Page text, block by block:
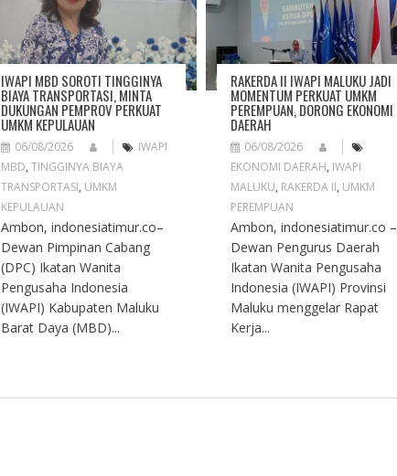
IWAPI MBD SOROTI TINGGINYA
BIAYA TRANSPORTASI, MINTA
DUKUNGAN PEMPROV PERKUAT
UMKM KEPULAUAN
06/08/2026
IWAPI
MBD,TINGGINYA BIAYA
TRANSPORTASI, UMKM
KEPULAUAN
Ambon, indonesiatimur.co–
Dewan Pimpinan Cabang
(DPC) Ikatan Wanita
Pengusaha Indonesia
(IWAPI) Kabupaten Maluku
Barat Daya (MBD)...
RAKERDA II IWAPI MALUKU JADI
MOMENTUM PERKUAT UMKM
PEREMPUAN, DORONG EKONOMI
DAERAH
06/08/2026
EKONOMI DAERAH, IWAPI
MALUKU, RAKERDA II, UMKM
PEREMPUAN
Ambon, indonesiatimur.co –
Dewan Pengurus Daerah
Ikatan Wanita Pengusaha
Indonesia (IWAPI) Provinsi
Maluku menggelar Rapat
Kerja...